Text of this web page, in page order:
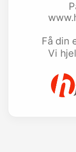
Få din
Vi